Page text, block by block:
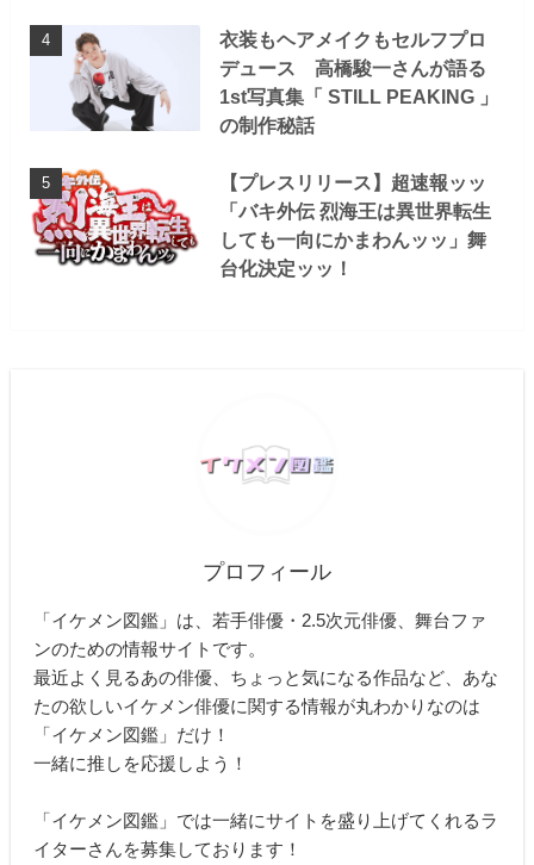
衣装もヘアメイクもセルフプロ
デュース 高橋駿一さんが語る
1st写真集「 STILL PEAKING 」
の制作秘話
【プレスリリース】超速報ッッ
「バキ外伝 烈海王は異世界転生
しても一向にかまわんッッ」舞
台化決定ッッ！
プロフィール
「イケメン図鑑」は、若手俳優・2.5次元俳優、舞台ファ
ンのための情報サイトです。
最近よく見るあの俳優、ちょっと気になる作品など、あな
たの欲しいイケメン俳優に関する情報が丸わかりなのは
「イケメン図鑑」だけ！
一緒に推しを応援しよう！
「イケメン図鑑」では一緒にサイトを盛り上げてくれるラ
イターさんを募集しております！